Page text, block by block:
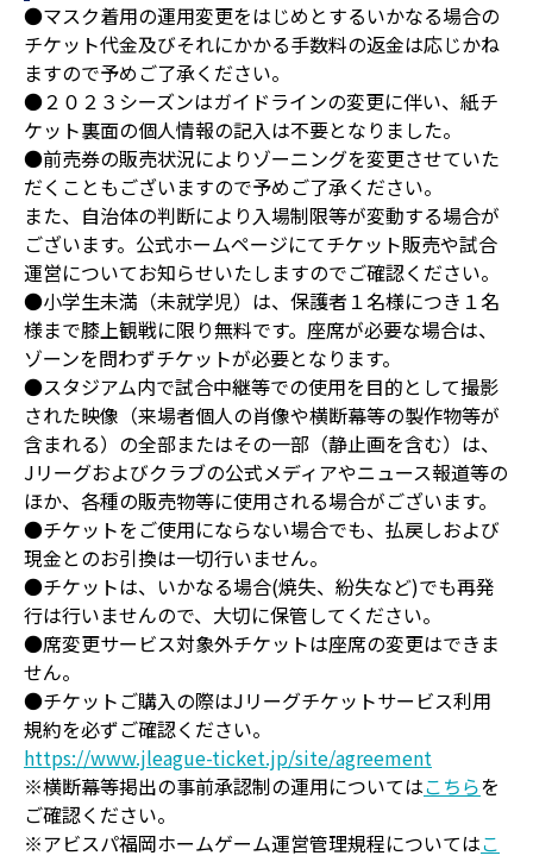
●マスク着用の運用変更をはじめとするいかなる場合の
チケット代金及びそれにかかる手数料の返金は応じかね
ますので予めご了承ください。
●２０２３シーズンはガイドラインの変更に伴い、紙チ
ケット裏面の個人情報の記入は不要となりました。
●前売券の販売状況によりゾーニングを変更させていた
だくこともございますので予めご了承ください。
また、自治体の判断により入場制限等が変動する場合が
ございます。公式ホームページにてチケット販売や試合
運営についてお知らせいたしますのでご確認ください。
●小学生未満（未就学児）は、保護者１名様につき１名
様まで膝上観戦に限り無料です。座席が必要な場合は、
ゾーンを問わずチケットが必要となります。
●スタジアム内で試合中継等での使用を目的として撮影
された映像（来場者個人の肖像や横断幕等の製作物等が
含まれる）の全部またはその一部（静止画を含む）は、
Jリーグおよびクラブの公式メディアやニュース報道等の
ほか、各種の販売物等に使用される場合がございます。
●チケットをご使用にならない場合でも、払戻しおよび
現金とのお引換は一切行いません。
●チケットは、いかなる場合(焼失、紛失など)でも再発
行は行いませんので、大切に保管してください。
●席変更サービス対象外チケットは座席の変更はできま
せん。
●チケットご購入の際はJリーグチケットサービス利用
規約を必ずご確認ください。
https://www.jleague-ticket.jp/site/agreement
※横断幕等掲出の事前承認制の運用についてはこちらを
ご確認ください。
※アビスパ福岡ホームゲーム運営管理規程についてはこ